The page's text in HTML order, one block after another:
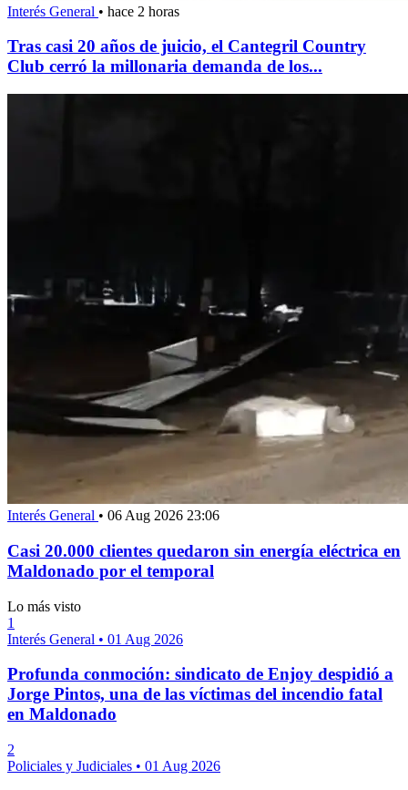
Interés General • hace 2 horas
Tras casi 20 años de juicio, el Cantegril Country
Club cerró la millonaria demanda de los...
Interés General • 06 Aug 2026 23:06
Casi 20.000 clientes quedaron sin energía eléctrica en
Maldonado por el temporal
Lo más visto
1
Interés General • 01 Aug 2026
Profunda conmoción: sindicato de Enjoy despidió a
Jorge Pintos, una de las víctimas del incendio fatal
en Maldonado
2
Policiales y Judiciales • 01 Aug 2026